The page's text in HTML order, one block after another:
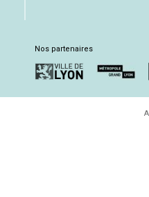
Nos partenaires